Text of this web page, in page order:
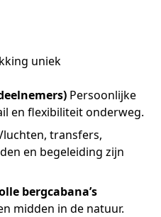
uniek
Persoonlijke
en flexibiliteit onderweg.
transfers,
en begeleiding zijn
bergcabana’s
midden in de natuur.